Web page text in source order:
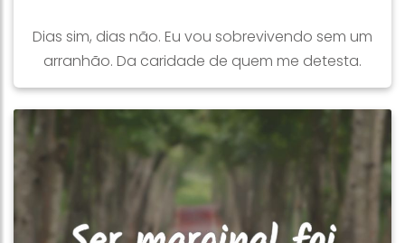
Dias sim, dias não. Eu vou sobrevivendo sem um
arranhão. Da caridade de quem me detesta.